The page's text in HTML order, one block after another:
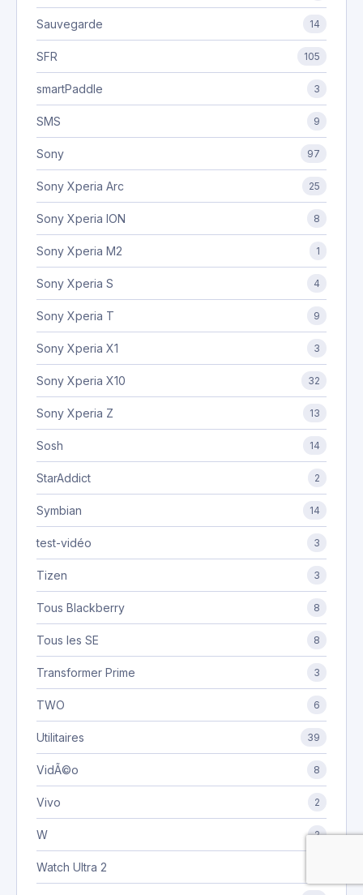
Sauvegarde 14
SFR 105
smartPaddle 3
SMS 9
Sony 97
Sony Xperia Arc 25
Sony Xperia ION 8
Sony Xperia M2 1
Sony Xperia S 4
Sony Xperia T 9
Sony Xperia X1 3
Sony Xperia X10 32
Sony Xperia Z 13
Sosh 14
StarAddict 2
Symbian 14
test-vidéo 3
Tizen 3
Tous Blackberry 8
Tous les SE 8
Transformer Prime 3
TWO 6
Utilitaires 39
VidÃ©o 8
Vivo 2
W 2
Watch Ultra 2